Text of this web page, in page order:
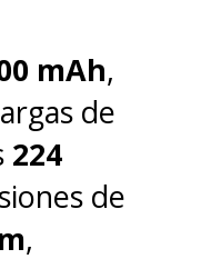
mAh,
de
224
de
,